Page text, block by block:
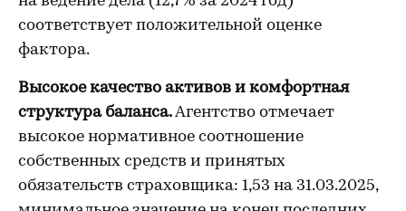
соответствует положительной оценке
фактора.
Высокое качество активов и комфортная
структура баланса.Агентство отмечает
высокое нормативное соотношение
собственных средств и принятых
обязательств страховщика: 1,53 на 31.03.2025,